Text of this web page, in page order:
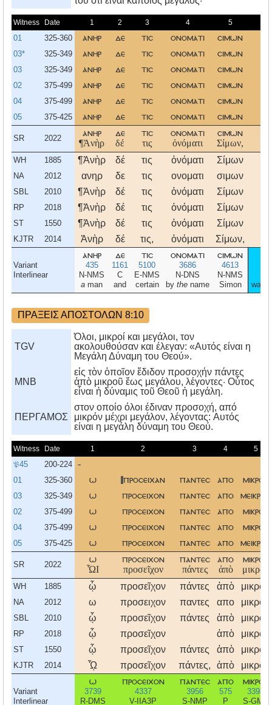
Witness Date 1 2 3 4 5
01 325-360 ανηρ δε τισ ονοματι σιμων
03* 325-349 ανηρ δε τισ ονοματι σιμων
03 325-349 ανηρ δε τισ ονοματι σιμων
02 375-499 ανηρ δε τισ ονοματι σιμων
04 375-499 ανηρ δε τισ ονοματι σιμων
05 375-425 ανηρ δε τισ ονοματι σιμων
SR 2022
ανηρ
¶Ἀνὴρ
δε
δέ
τισ
τις
ονοματι
ὀνόματι
σιμων
Σίμων,
WH 1885 ¶Ἀνὴρ δέ τις ὀνόματι Σίμων
NA 2012 ανηρ δε τις ονοματι σιμων
SBL 2010 ¶Ἀνὴρ δέ τις ὀνόματι Σίμων
RP 2018 ¶Ἀνὴρ δέ τις ὀνόματι Σίμων
ST 1550 ¶Ἀνὴρ δέ τις ὀνόματι Σίμων
KJTR 2014 Ἀνὴρ δέ τις, ὀνόματι Σίμων,
Variant
Interlinear
ανηρ
435
N-NMS
a man
δε
1161
C
and
τισ
5100
E-NMS
certain
ονοματι
3686
N-DNS
by the name
σιμων
4613
N-NMS
Simon
was
ΠΡΑΞΕΙΣ ΑΠΟΣΤΟΛΩΝ 8:10
TGV
Όλοι, μικροί και μεγάλοι, τον
ακολουθούσαν και έλεγαν: «Αυτός είναι η
Μεγάλη Δύναμη του Θεού».
MNB
εἰς τὸν ὁποῖον ἔδιδον προσοχήν πάντες
ἀπὸ μικροῦ ἕως μεγάλου, λέγοντες· Οὗτος
εἶναι ἡ δύναμις τοῦ Θεοῦ ἡ μεγάλη.
ΠΕΡΓΑΜΟΣ
στον οποίο όλοι έδιναν προσοχή, από
μικρόν μέχρι μεγάλον, λέγοντας: Aυτός
είναι η μεγάλη δύναμη του Θεού.
Witness Date 1 2 3 4 5
𝔓45 200-224 -
01 325-360 ω προσειχαν παντεσ απο μικρου
03 325-349 ω προσειχον παντεσ απο μεικρου
02 375-499 ω προσειχον παντεσ απο μικρου
04 375-499 ω προσειχον παντεσ απο μικρου
05 375-425 ω προσειχον παντεσ απο μεικρου
SR 2022
ω
ὯΙ
προσειχον
προσεῖχον
παντεσ
πάντες
απο
ἀπὸ
μικρου
μικροῦ
WH 1885 ᾧ προσεῖχον πάντες ἀπὸ μικροῦ
NA 2012 ω προσειχον παντες απο μικρου
SBL 2010 ᾧ προσεῖχον πάντες ἀπὸ μικροῦ
RP 2018 ᾧ προσεῖχον ἀπὸ μικροῦ
ST 1550 ᾧ προσεῖχον πάντες ἀπὸ μικροῦ
KJTR 2014 ᾯ προσεῖχον πάντες, ἀπὸ μικροῦ
Variant
Interlinear
ω
3739
R-DMS
προσειχον
4337
V-IIA3P
παντεσ
3956
S-NMP
απο
575
P
μικρου
3398
S-GMS